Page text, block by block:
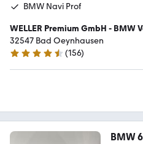
BMW Navi Prof
WELLER Premium GmbH - BMW
MINI Servicebetrieb
32547 Bad Oeynhausen
4.6 Sterne
(156)
BMW